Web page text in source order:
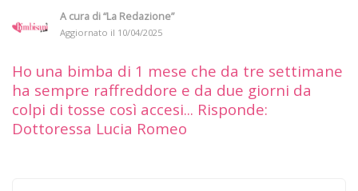
A cura di“La Redazione”
Aggiornato il 10/04/2025
Ho una bimba di 1 mese che da tre settimane
ha sempre raffreddore e da due giorni da
colpi di tosse così accesi... Risponde:
Dottoressa Lucia Romeo